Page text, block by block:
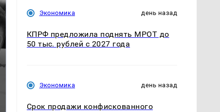
Все новости по
Кавказе: читать здесь
Таких событий не
Экономика день назад
КПРФ предложила поднять МРОТ до
50 тыс. рублей с 2027 года
Экономика день назад
Срок продажи конфискованного